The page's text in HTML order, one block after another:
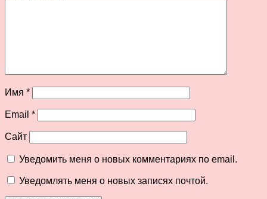
Имя *
Email *
Сайт
Уведомить меня о новых комментариях по email.
Уведомлять меня о новых записях почтой.